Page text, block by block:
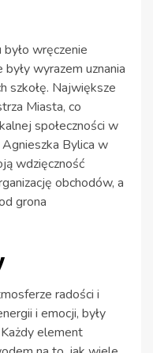
wręczenie
wyrazem uznania
szkołę. Największe
Miasta, co
społeczności w
Bylica w
wdzięczność
obchodów, a
grona
radości i
i emocji, były
element